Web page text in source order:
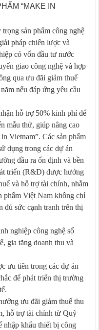
“MAKE IN
sản phẩm công nghệ
pháp chiến lược và
có vốn đầu tư nước
giao công nghệ và hợp
qua ưu đãi giảm thuế
nếu đáp ứng yêu cầu
hỗ trợ 50% kinh phí để
mẫu thử, giúp nâng cao
Vietnam”. Các sản phẩm
dụng trong các dự án
đầu ra ổn định và bền
triển (R&D) được hưởng
và hỗ trợ tài chính, nhằm
phẩm Việt Nam không chỉ
đủ sức cạnh tranh trên thị
nghiệp công nghệ số
gia tăng doanh thu và
ưu tiên trong các dự án
để phát triển thị trường
ưu đãi giảm thuế thu
hỗ trợ tài chính từ Quỹ
nhập khẩu thiết bị công